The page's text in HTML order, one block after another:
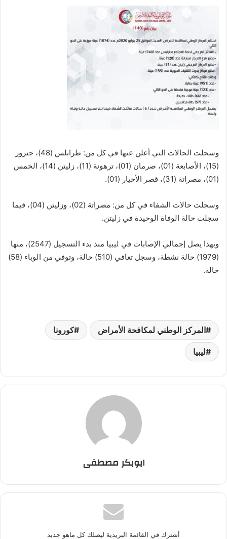
وسجلت الحالات التي أعلن عنها في كل من: طرابلس (48)، جنزور
(15)، الأصابعة (01)، صرمان (01)، ترهونة (11)، زليتن (14)، الخمس
(01)، مصراتة (31)، قصر الأخيار (01).
وسجلت حالات الشفاء في كل من: مصراتة (02)، وزليتن (04)، فيما
سجلت حالة الوفاة الوحيدة في زليتن.
وبهذا يصل إجمالي الإصابات في ليبيا منذ بدء التسجيل (2547)، منها
(1979) حالة نشطة، وسجل تعافي (510) حالة، وتوفي من الوباء (58)
حالة.
المركز الوطني لمكافحة الأمراض كورونا
ليبيا
ابوبكر مصطفى
أشترك في القائمة البريدية ليصلك كل ماهو جديد